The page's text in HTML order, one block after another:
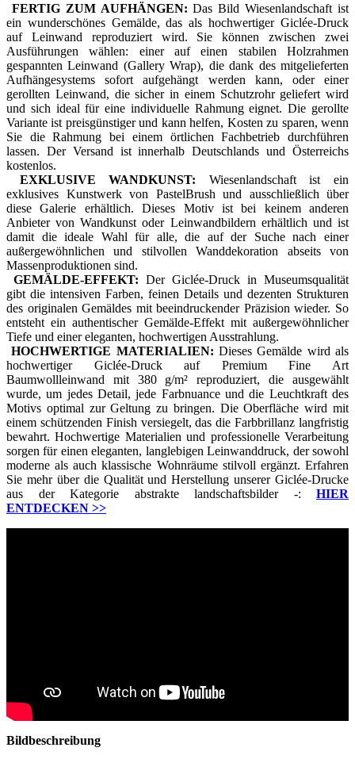
FERTIG ZUM AUFHÄNGEN:Das Bild Wiesenlandschaft ist
ein wunderschönes Gemälde, das als hochwertiger Giclée-Druck
auf Leinwand reproduziert wird. Sie können zwischen zwei
Ausführungen wählen: einer auf einen stabilen Holzrahmen
gespannten Leinwand (Gallery Wrap), die dank des mitgelieferten
Aufhängesystems sofort aufgehängt werden kann, oder einer
gerollten Leinwand, die sicher in einem Schutzrohr geliefert wird
und sich ideal für eine individuelle Rahmung eignet. Die gerollte
Variante ist preisgünstiger und kann helfen, Kosten zu sparen, wenn
Sie die Rahmung bei einem örtlichen Fachbetrieb durchführen
lassen. Der Versand ist innerhalb Deutschlands und Österreichs
kostenlos.
EXKLUSIVE WANDKUNST: Wiesenlandschaft ist ein
exklusives Kunstwerk von PastelBrush und ausschließlich über
diese Galerie erhältlich. Dieses Motiv ist bei keinem anderen
Anbieter von Wandkunst oder Leinwandbildern erhältlich und ist
damit die ideale Wahl für alle, die auf der Suche nach einer
außergewöhnlichen und stilvollen Wanddekoration abseits von
Massenproduktionen sind.
GEMÄLDE-EFFEKT: Der Giclée-Druck in Museumsqualität
gibt die intensiven Farben, feinen Details und dezenten Strukturen
des originalen Gemäldes mit beeindruckender Präzision wieder. So
entsteht ein authentischer Gemälde-Effekt mit außergewöhnlicher
Tiefe und einer eleganten, hochwertigen Ausstrahlung.
HOCHWERTIGE MATERIALIEN: Dieses Gemälde wird als
hochwertiger Giclée-Druck auf Premium Fine Art
Baumwollleinwand mit 380 g/m² reproduziert, die ausgewählt
wurde, um jedes Detail, jede Farbnuance und die Leuchtkraft des
Motivs optimal zur Geltung zu bringen. Die Oberfläche wird mit
einem schützenden Finish versiegelt, das die Farbbrillanz langfristig
bewahrt. Hochwertige Materialien und professionelle Verarbeitung
sorgen für einen eleganten, langlebigen Leinwanddruck, der sowohl
moderne als auch klassische Wohnräume stilvoll ergänzt. Erfahren
Sie mehr über die Qualität und Herstellung unserer Giclée-Drucke
aus der Kategorie abstrakte landschaftsbilder -: HIER
ENTDECKEN >>
Bildbeschreibung